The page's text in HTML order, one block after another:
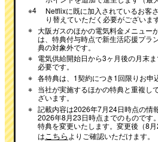
※4
Netflixに既に加入されているお客
り替えていただく必要がございます
※ 大阪ガスのほかの電気料金メニュー
は、特典付与時点で新生活応援プラ
典の対象外です。
※ 電気供給開始日から3ヶ月後の月末
必要です。
※ 各特典は、1契約につき1回限りお申
※ 当社が実施するほかの特典と重複し
ざいます。
※ 記載内容は2026年7月24日時点の情
2026年8月23日時点までのものです
特典を変更いたします。変更後（8
は こちら よりご確認いただけます。